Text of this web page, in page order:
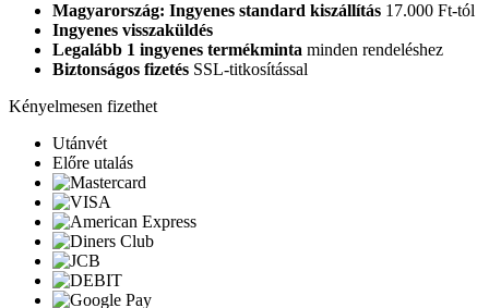
Magyarország: Ingyenes standard kiszállítás 17.000 Ft-tól
Ingyenes visszaküldés
Legalább 1 ingyenes termékminta minden rendeléshez
Biztonságos fizetés SSL-titkosítással
Kényelmesen fizethet
Utánvét
Előre utalás